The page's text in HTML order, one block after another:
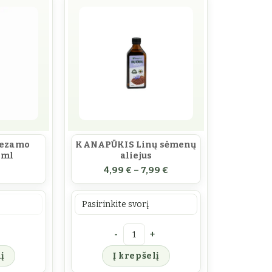
€
ml
KANAPŪKIS Sezamo aliejus 250 ml
KANAPŪKIS Linų sėmenų
aliejus
4,99 € – 7,99 €Price range: 4,99 €
Prekės svoris
produkto kiekis: KANAPŪKIS Linų
Į krepšelį